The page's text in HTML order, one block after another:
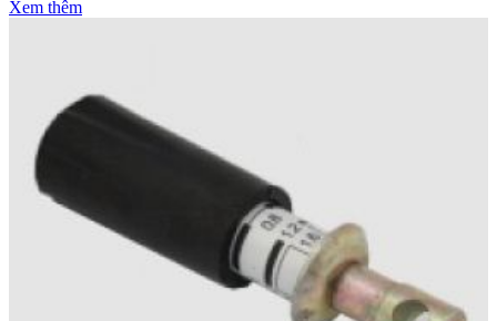
Xem thêm